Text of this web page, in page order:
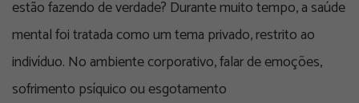
estão fazendo de verdade? Durante muito tempo, a saúde
mental foi tratada como um tema privado, restrito ao
indivíduo. No ambiente corporativo, falar de emoções,
sofrimento psíquico ou esgotamento